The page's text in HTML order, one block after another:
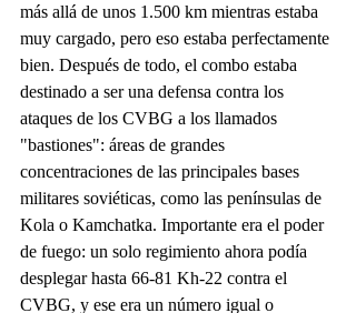
más allá de unos 1.500 km mientras estaba
muy cargado, pero eso estaba perfectamente
bien. Después de todo, el combo estaba
destinado a ser una defensa contra los
ataques de los CVBG a los llamados
"bastiones": áreas de grandes
concentraciones de las principales bases
militares soviéticas, como las penínsulas de
Kola o Kamchatka. Importante era el poder
de fuego: un solo regimiento ahora podía
desplegar hasta 66-81 Kh-22 contra el
CVBG, y ese era un número igual o